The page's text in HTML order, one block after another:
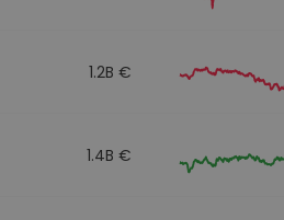
1.2B €
1.4B €